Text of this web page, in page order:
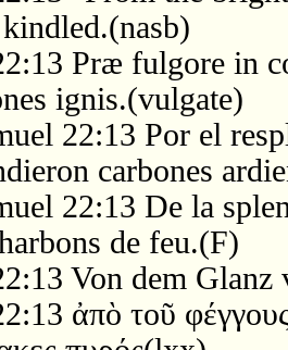
Præ fulgore in
ignis.(vulgate)
22:13 Por el
carbones
22:13 De la
de feu.(F)
Von dem
ἀπὸ τοῦ